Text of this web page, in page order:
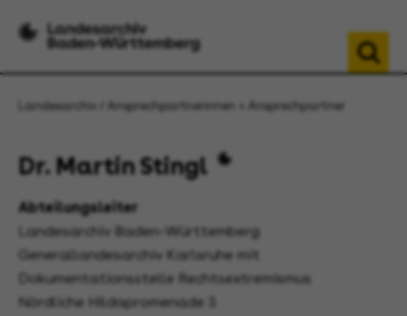
Landesarchiv Ansprechpartnerinnen + Ansprechpartner
Dr. Martin Stingl
Abteilungsleiter
Landesarchiv Baden-Württemberg
Generallandesarchiv Karlsruhe mit
Dokumentationsstelle Rechtsextremismus
Nördliche Hildapromenade 3